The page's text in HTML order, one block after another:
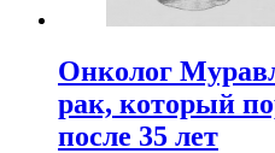
Онколог
рак, который
после 35 лет